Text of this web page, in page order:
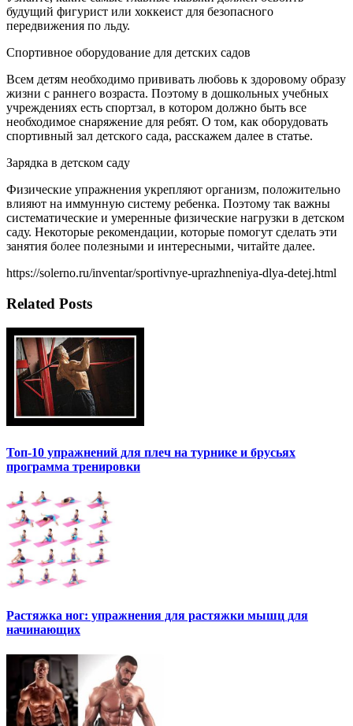
будущий фигурист или хоккеист для безопасного
передвижения по льду.
Спортивное оборудование для детских садов
Всем детям необходимо прививать любовь к здоровому образу
жизни с раннего возраста. Поэтому в дошкольных учебных
учреждениях есть спортзал, в котором должно быть все
необходимое снаряжение для ребят. О том, как оборудовать
спортивный зал детского сада, расскажем далее в статье.
Зарядка в детском саду
Физические упражнения укрепляют организм, положительно
влияют на иммунную систему ребенка. Поэтому так важны
систематические и умеренные физические нагрузки в детском
саду. Некоторые рекомендации, которые помогут сделать эти
занятия более полезными и интересными, читайте далее.
https://solerno.ru/inventar/sportivnye-uprazhneniya-dlya-detej.html
Related Posts
Топ-10 упражнений для плеч на турнике и брусьях
программа тренировки
Растяжка ног: упражнения для растяжки мышц для
начинающих